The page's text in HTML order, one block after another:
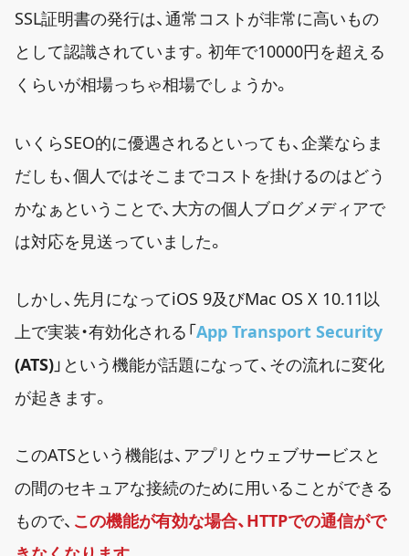
SSL証明書の発行は、通常コストが非常に高いもの
として認識されています。初年で10000円を超える
くらいが相場っちゃ相場でしょうか。
いくらSEO的に優遇されるといっても、企業ならま
だしも、個人ではそこまでコストを掛けるのはどう
かなぁということで、大方の個人ブログメディアで
は対応を見送っていました。
しかし、先月になってiOS 9及びMac OS X 10.11以
上で実装・有効化される「App Transport Security
(ATS)」という機能が話題になって、その流れに変化
が起きます。
このATSという機能は、アプリとウェブサービスと
の間のセキュアな接続のために用いることができる
もので、 この機能が有効な場合、HTTPでの通信がで